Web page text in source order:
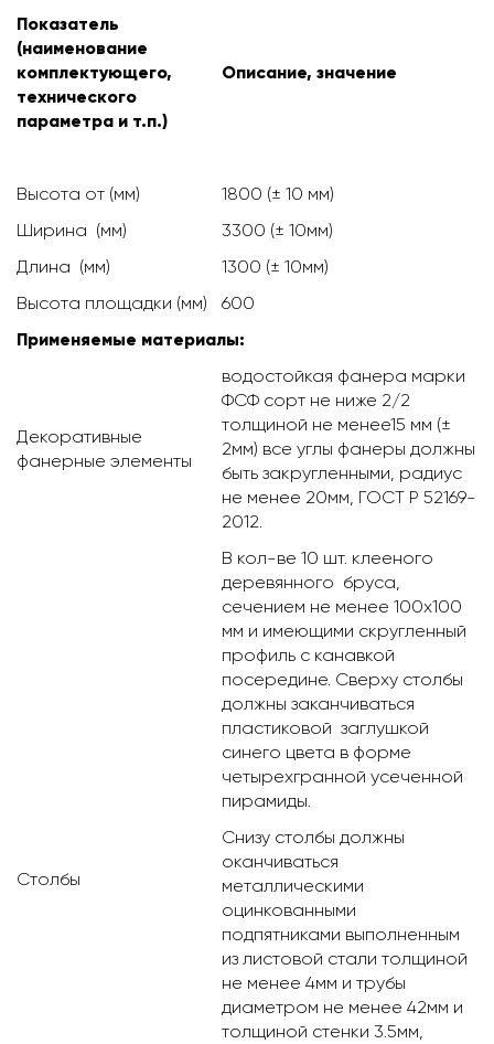
Показатель
(наименование
комплектующего,
технического
параметра и т.п.)
Описание, значение
Высота от (мм)
1800 (± 10 мм)
Ширина (мм)
3300 (± 10мм)
Длина (мм)
1300 (± 10мм)
Высота площадки (мм)
600
Применяемые материалы:
Декоративные
фанерные элементы
водостойкая фанера марки
ФСФ сорт не ниже 2/2
толщиной не менее15 мм (±
2мм) все углы фанеры должны
быть закругленными, радиус
не менее 20мм, ГОСТ Р 52169-
2012.
Столбы
В кол-ве 10 шт. клееного
деревянного бруса,
сечением не менее 100х100
мм и имеющими скругленный
профиль с канавкой
посередине. Сверху столбы
должны заканчиваться
пластиковой заглушкой
синего цвета в форме
четырехгранной усеченной
пирамиды.
Снизу столбы должны
оканчиваться
металлическими
оцинкованными
подпятниками выполненным
из листовой стали толщиной
не менее 4мм и трубы
диаметром не менее 42мм и
толщиной стенки 3.5мм,